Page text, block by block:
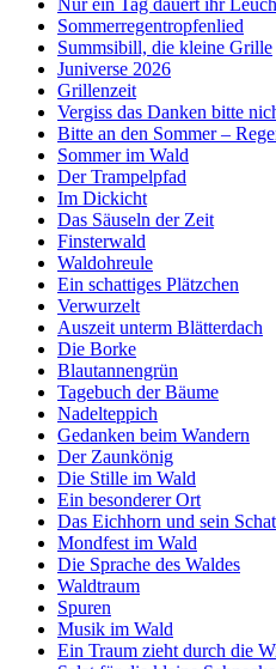
Nur ein Tag dauert ihr
Sommerregentropfenlied
Summsibill, die kleine Grille
Juniverse 2026
Grillenzeit
Vergiss das Danken bitte
Bitte an den Sommer –
Sommer im Wald
Der Trampelpfad
Im Dickicht
Das Säuseln der Zeit
Finsterwald
Waldohreule
Ein schattiges Plätzchen
Verwurzelt
Auszeit unterm Blätterdach
Die Borke
Blautannengrün
Tagebuch der Bäume
Nadelteppich
Gedanken beim Wandern
Der Zaunkönig
Die Stille im Wald
Ein besonderer Ort
Das Eichhorn und sein
Mondfest im Wald
Die Sprache des Waldes
Waldtraum
Spuren
Musik im Wald
Ein Traum zieht durch die